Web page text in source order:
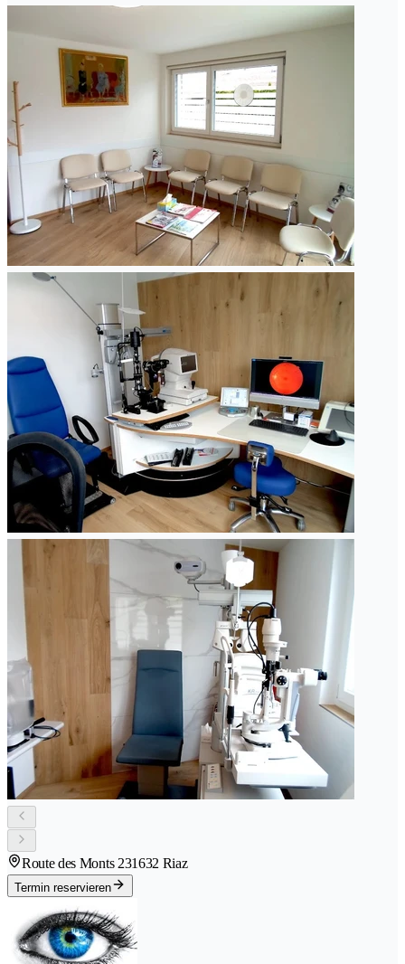
Route des Monts 231632 Riaz
Termin reservieren